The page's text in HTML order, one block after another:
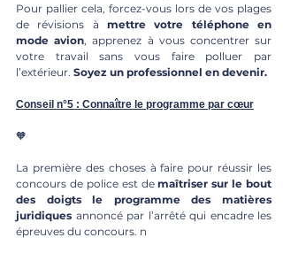
Pour pallier cela, forcez-vous lors de vos plages
de révisions à mettre votre téléphone en
mode avion, apprenez à vous concentrer sur
votre travail sans vous faire polluer par
l’extérieur. Soyez un professionnel en devenir.
Conseil n°5 : Connaître le programme par cœur
🧡
La première des choses à faire pour réussir les
concours de police est de maîtriser sur le bout
des doigts le programme des matières
juridiques annoncé par l’arrêté qui encadre les
épreuves du concours. n